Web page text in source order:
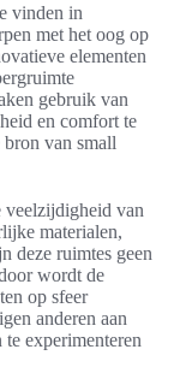
vinden in
met het oog op
elementen
gebruik van
en comfort te
van small
veelzijdigheid van
materialen,
deze ruimtes geen
wordt de
op sfeer
anderen aan
experimenteren